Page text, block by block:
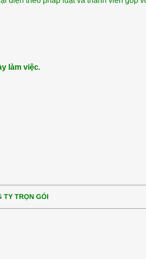
làm việc.
TY TRỌN GÓI
gia